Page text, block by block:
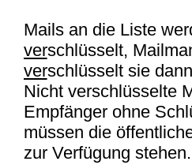
Mails an die Liste
verschlüsselt,
verschlüsselt sie
Nicht verschlüsselte
Empfänger ohne
müssen die
zur Verfügung